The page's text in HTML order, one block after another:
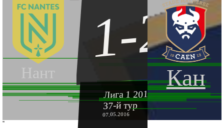
Нант Кан
1-2
Лига 1 2015-2016
37-й тур
07.05.2016
''